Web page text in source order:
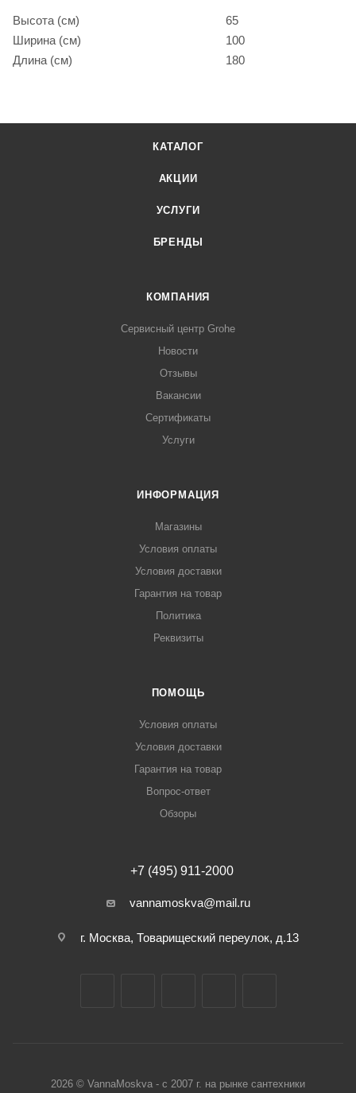
Высота (см)
65
Ширина (см)
100
Длина (см)
180
КАТАЛОГ
АКЦИИ
УСЛУГИ
БРЕНДЫ
КОМПАНИЯ
Сервисный центр Grohe
Новости
Отзывы
Вакансии
Сертификаты
Услуги
ИНФОРМАЦИЯ
Магазины
Условия оплаты
Условия доставки
Гарантия на товар
Политика
Реквизиты
ПОМОЩЬ
Условия оплаты
Условия доставки
Гарантия на товар
Вопрос-ответ
Обзоры
+7 (495) 911-2000
vannamoskva@mail.ru
г. Москва, Товарищеский переулок, д.13
2026 © VannaMoskva - с 2007 г. на рынке сантехники